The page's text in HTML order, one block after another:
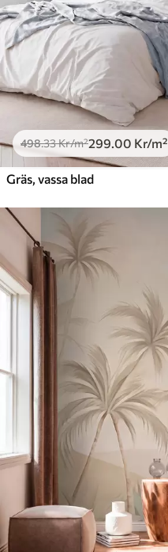
498.33Kr/m²299.00 Kr/m²
Gräs, vassa blad